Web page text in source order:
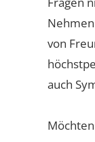
von
auch